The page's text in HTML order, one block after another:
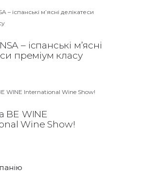
– іспанські м’ясні
преміум класу
BE WINE
Wine Show!